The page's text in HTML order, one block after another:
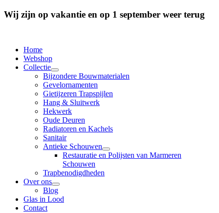
Wij zijn op vakantie en op 1 september weer terug
Home
Webshop
Collectie
Bijzondere Bouwmaterialen
Gevelornamenten
Gietijzeren Trapspijlen
Hang & Sluitwerk
Hekwerk
Oude Deuren
Radiatoren en Kachels
Sanitair
Antieke Schouwen
Restauratie en Polijsten van Marmeren
Schouwen
Trapbenodigdheden
Over ons
Blog
Glas in Lood
Contact